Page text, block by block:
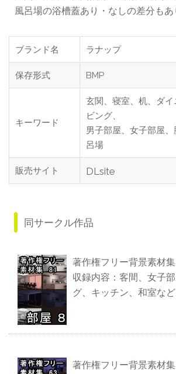
風呂場の浴槽蓋あり・なしの差分もあ
ブランド名 ラナップ
保存形式 BMP
キーワード
玄関、寝室、机、ダイ
ビング、
男子部屋、女子部屋
呂場
販売サイト DLsite
同サークル作品
著作権フリー背景素材
収録内容：客間、女子
グ、キッチン、和室など
著作権フリー背景素材